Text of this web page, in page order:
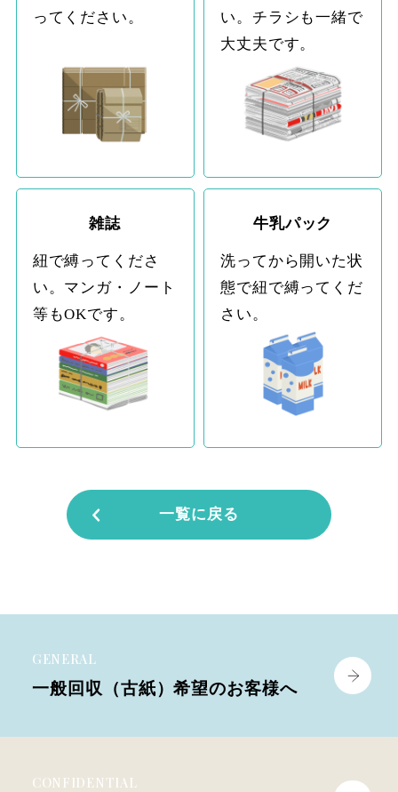
ってください。
い。チラシも一緒で
大丈夫です。
雑誌
紐で縛ってくださ
い。マンガ・ノート
等もOKです。
牛乳パック
洗ってから開いた状
態で紐で縛ってくだ
さい。
一覧に戻る
GENERAL
一般回収（古紙）希望のお客様へ
CONFIDENTIAL